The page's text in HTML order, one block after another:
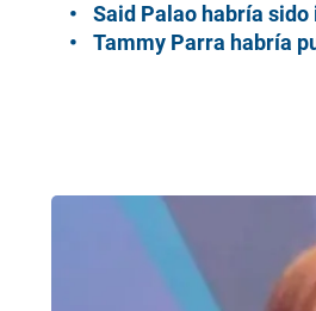
Said Palao habría
Tammy Parra habría